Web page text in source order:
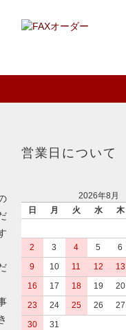
営業日について
2026年8月
日
月 火 水 木
2
3 4 5 6
9
10 11 12 13
16
17 18 19 20
23
24 25 26 27
30
31